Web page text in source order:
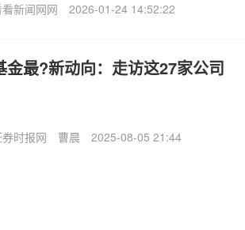
看新闻网网 2026-01-24 14:52:22
金最?新动向：走访这27家公司
时报网 曹晨 2025-08-05 21:44